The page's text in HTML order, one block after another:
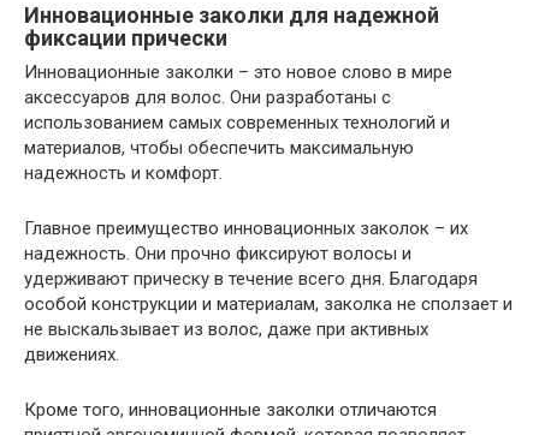
Инновационные заколки для надежной
фиксации прически
Инновационные заколки – это новое слово в мире
аксессуаров для волос. Они разработаны с
использованием самых современных технологий и
материалов, чтобы обеспечить максимальную
надежность и комфорт.
Главное преимущество инновационных заколок – их
надежность. Они прочно фиксируют волосы и
удерживают прическу в течение всего дня. Благодаря
особой конструкции и материалам, заколка не сползает и
не выскальзывает из волос, даже при активных
движениях.
Кроме того, инновационные заколки отличаются